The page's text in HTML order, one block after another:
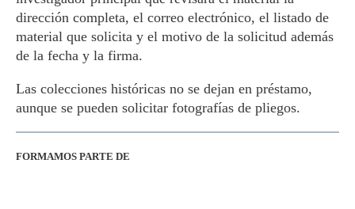
dirección completa, el correo electrónico, el listado de
material que solicita y el motivo de la solicitud además
de la fecha y la firma.
Las colecciones históricas no se dejan en préstamo,
aunque se pueden solicitar fotografías de pliegos.
FORMAMOS PARTE DE